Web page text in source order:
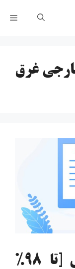
غرق
خرید pdf کتاب خارجی [تا 98%